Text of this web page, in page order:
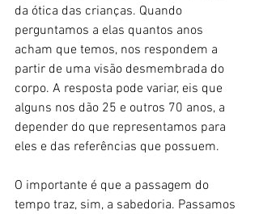
da ótica das crianças. Quando
perguntamos a elas quantos anos
acham que temos, nos respondem a
partir de uma visão desmembrada do
corpo. A resposta pode variar, eis que
alguns nos dão 25 e outros 70 anos, a
depender do que representamos para
eles e das referências que possuem.
O importante é que a passagem do
tempo traz, sim, a sabedoria. Passamos